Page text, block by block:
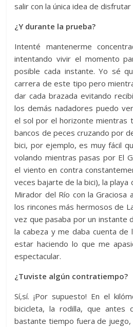
salir con la única idea de disfrutar
¿Y durante la prueba?
Intenté mantenerme
intentando vivir el momento
posible cada instante. Yo sé
carrera de este tipo pero
dar cada brazada evitando
los demás nadadores puedo
el sol por el horizonte mientras
bancos de peces cruzando por
bici, por ejemplo, es muy fácil
volando mientras pasas por El
el viento en contra
veces bajarte de la bici), la playa
Mirador del Río con la Graciosa
los rincones más hermosos de
vez que pasaba por un instante
la cabeza y me daba cuenta
estar haciendo lo que me
espectacular.
¿Tuviste algún contratiempo?
Sí,sí. ¡Por supuesto! En el
bicicleta, la rodilla, que antes
bastante tiempo fuera de